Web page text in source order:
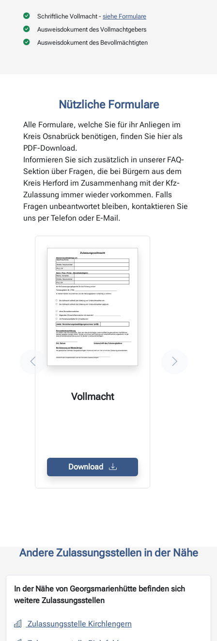
Schriftliche Vollmacht - siehe Formulare
Ausweisdokument des Vollmachtgebers
Ausweisdokument des Bevollmächtigten
Nützliche Formulare
Alle Formulare, welche Sie für ihr Anliegen im
Kreis Osnabrück benötigen, finden Sie hier als
PDF-Download.
Informieren Sie sich zusätzlich in unserer FAQ-
Sektion über Fragen, die bei Bürgern aus dem
Kreis Herford im Zusammenhang mit der Kfz-
Zulassung immer wieder vorkommen. Falls
Fragen unbeantwortet bleiben, kontaktieren Sie
uns per Telefon oder E-Mail.
Vollmacht
Download
Andere Zulassungsstellen in der Nähe
In der Nähe von Georgsmarienhütte befinden sich
weitere Zulassungsstellen
Zulassungsstelle Kirchlengern